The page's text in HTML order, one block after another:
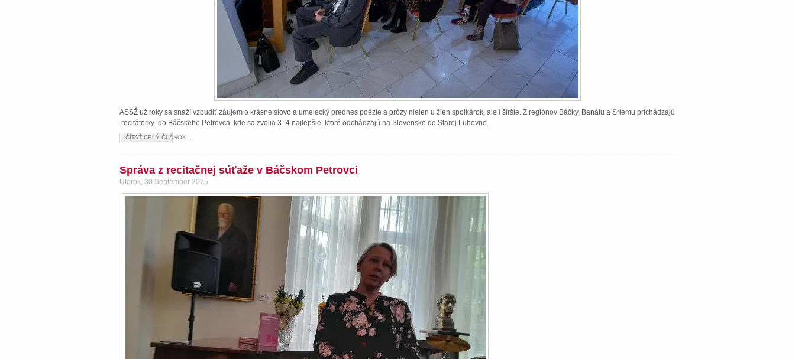
ASSŽ už roky sa snaží vzbudiť záujem o krásne slovo a umelecký prednes poézie a prózy nielen u žien spolkárok, ale i širšie. Z regiónov Báčky, Banátu a Sriemu prichádzajú
recitátorky do Báčskeho Petrovca, kde sa zvolia 3- 4 najlepšie, ktoré odchádzajú na Slovensko do Starej Ľubovne.
ČÍTAŤ CELÝ ČLÁNOK...
Správa z recitačnej súťaže v Báčskom Petrovci
Utorok, 30 September 2025